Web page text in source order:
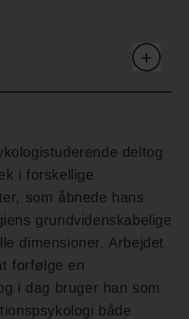
deltog
i forskellige
som åbnede hans
grundvidenskabelige
dimensioner. Arbejdet
forfølge en
i dag bruger han som
både